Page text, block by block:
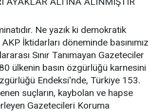
Ne yazık ki demokratik
İktidarları döneminde basınımız
Sınır Tanımayan Gazeteciler
ülkenin basın özgürlüğü karnesini
Endeksi'nde, Türkiye 153.
suçların, kaybolan ve hapse
Gazetecileri Koruma